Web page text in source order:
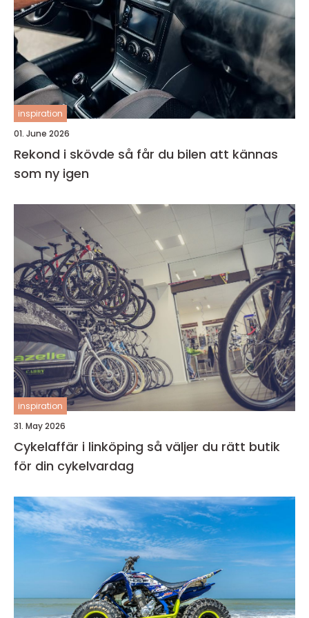
inspiration
01. June 2026
Rekond i skövde så får du bilen att kännas
som ny igen
inspiration
31. May 2026
Cykelaffär i linköping så väljer du rätt butik
för din cykelvardag